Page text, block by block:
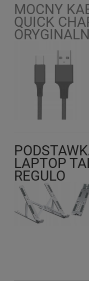
MOCNY
QUICK
LAPTOP
REGULO